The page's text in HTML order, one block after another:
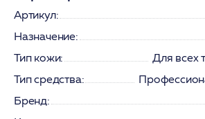
Артикул:
Назначение:
Тип кожи:
Для всех
Тип средства:
Бренд: